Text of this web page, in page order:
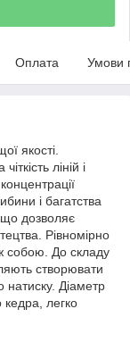
Оплата Умови
якості.
ліній і
і багатства
що дозволяє
Рівномірно
собою. До складу
створювати
натиску. Діаметр
легко